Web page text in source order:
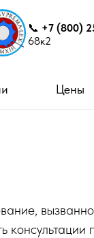
📞 +7 (800)
68к2
Цены